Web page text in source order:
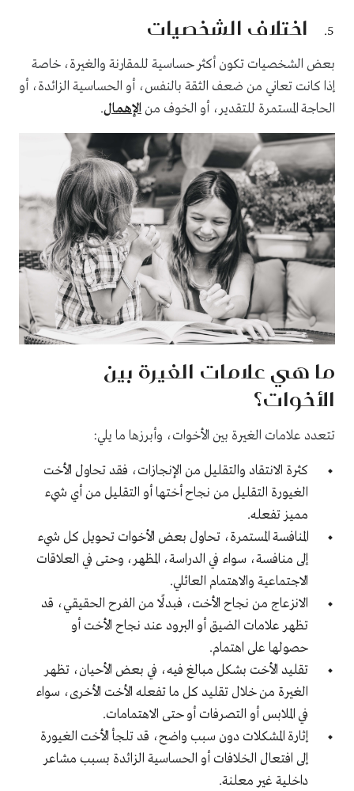
اختلاف الشخصيات
بعض الشخصيات تكون أكثر حساسية للمقارنة والغيرة، خاصة
إذا كانت تعاني من ضعف الثقة بالنفس، أو الحساسية الزائدة، أو
الحاجة المستمرة للتقدير، أو الخوف منالإهمال.
ما هي علامات الغيرة بين
الأخوات؟
تتعدد علامات الغيرة بين الأخوات، وأبرزها ما يلي:
كثرة الانتقاد والتقليل من الإنجازات، فقد تحاول الأخت
الغيورة التقليل من نجاح أختها أو التقليل من أي شيء
مميز تفعله.
المنافسة المستمرة، تحاول بعض الأخوات تحويل كل شيء
إلى منافسة، سواء في الدراسة، المظهر، وحتى في العلاقات
الاجتماعية والاهتمام العائلي.
الانزعاج من نجاح الأخت، فبدلًا من الفرح الحقيقي، قد
تظهر علامات الضيق أو البرود عند نجاح الأخت أو
حصولها على اهتمام.
تقليد الأخت بشكل مبالغ فيه، في بعض الأحيان، تظهر
الغيرة من خلال تقليد كل ما تفعله الأخت الأخرى، سواء
في الملابس أو التصرفات أو حتى الاهتمامات.
إثارة المشكلات دون سبب واضح، قد تلجأ الأخت الغيورة
إلى افتعال الخلافات أو الحساسية الزائدة بسبب مشاعر
داخلية غير معلنة.